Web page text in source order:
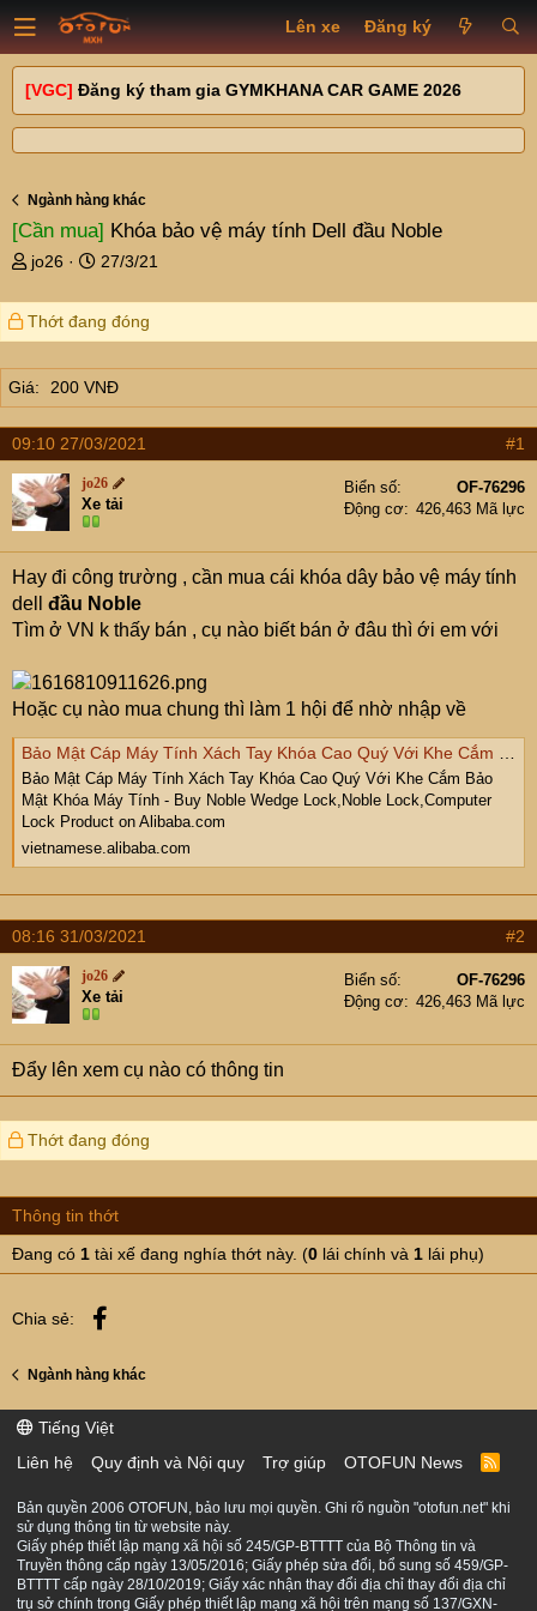
Lên xe Đăng ký
[VGC] Đăng ký tham gia GYMKHANA CAR GAME 2026
Ngành hàng khác
[Cần mua] Khóa bảo vệ máy tính Dell đầu Noble
T
r
e
d
s
a
r
t
e
r
jo26
N
à
y
ử
i
27/3/21
Thớt đang đóng
Giá 200 VNĐ
09:10 27/03/2021 #1
jo26
Xe tải
Biển số
OF-76296
Động cơ
426,463 Mã lực
Hay đi công trường , cần mua cái khóa dây bảo vệ máy tính
dell
đầu Noble
Tìm ở VN k thấy bán , cụ nào biết bán ở đâu thì ới em với
Hoặc cụ nào mua chung thì làm 1 hội để nhờ nhập về
Bảo Mật Cáp Máy Tính Xách Tay Khóa Cao Quý Với Khe Cắm Bảo Mật Khóa Máy Tính - Buy Noble Wedge Lock,Noble Lock,Computer Lock Product on Alibaba.com
Bảo Mật Cáp Máy Tính Xách Tay Khóa Cao Quý Với Khe Cắm Bảo
Mật Khóa Máy Tính - Buy Noble Wedge Lock,Noble Lock,Computer
Lock Product on Alibaba.com
vietnamese.alibaba.com
08:16 31/03/2021 #2
jo26
Xe tải
Biển số
OF-76296
Động cơ
426,463 Mã lực
Đẩy lên xem cụ nào có thông tin
Thớt đang đóng
Thông tin thớt
Đang có 1 tài xế đang nghía thớt này. (0 lái chính và 1 lái phụ)
Chia sẻ:
Ngành hàng khác
Tiếng Việt
Liên hệ
Quy định và Nội quy Trợ giúp OTOFUN News
R
S
Bản quyền 2006 OTOFUN, bảo lưu mọi quyền. Ghi rõ nguồn "otofun.net" khi
sử dụng thông tin từ website này.
Giấy phép thiết lập mạng xã hội số 245/GP-BTTTT của Bộ Thông tin và
Truyền thông cấp ngày 13/05/2016; Giấy phép sửa đổi, bổ sung số 459/GP-
BTTTT cấp ngày 28/10/2019; Giấy xác nhận thay đổi địa chỉ thay đổi địa chỉ
trụ sở chính trong Giấy phép thiết lập mạng xã hội trên mạng số 137/GXN-